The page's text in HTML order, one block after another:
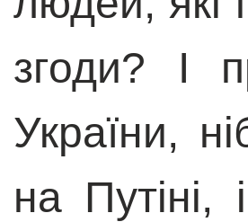
згоди? І
України,
на